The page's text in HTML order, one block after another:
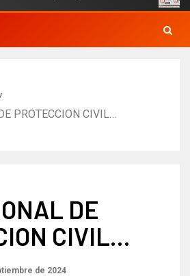
PROTECCION CIVIL…
DE
CIVIL…
de 2024